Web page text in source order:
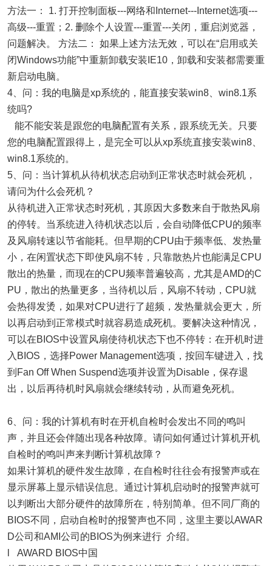
方法一： 1. 打开控制面板---网络和Internet---Internet选项---
高级---重置；2. 删除个人设置---重置---关闭，重启浏览器，
问题解决。 方法二： 如果上述方法无效，可以在“启用或关
闭Windows功能”中重新卸载安装IE10，卸载和安装都需要重
新启动电脑。
4、问：我的电脑是xp系统的，能直接安装win8、win8.1系
统吗?
能不能安装是跟您的电脑配置有关系，跟系统无关。只要
您的电脑配置跟得上，是完全可以从xp系统直接安装win8、
win8.1系统的。
5、问：当计算机从待机状态启动到正常状态时就会死机，
请问为什么会死机？
从待机进入正常状态时死机，其原因大多数来自于散热风扇
的停转。当系统进入待机状态以后，会自动降低CPU的频率
及风扇转速以节省能耗。但早期的CPU由于频率低、发热量
小，在闲置状态下即使风扇不转，只靠散热片也能满足CPU
散出的热量，而现在的CPU频率普遍较高，尤其是AMD的C
PU，散出的热量更多，当待机以后，风扇不转动，CPU就
会热得发烫，如果对CPU进行了超频，发热量就会更大，所
以再启动到正常模式时就容易造成死机。要解决这种情况，
可以在BIOS中设置风扇使待机状态下也不停转：在开机时进
入BIOS，选择Power Management选项，按回车键进入，找
到Fan Off When Suspend选项并设置为Disable，保存退
出，以后再待机时风扇就会继续转动，从而避免死机。
6、问：我的计算机有时在开机自检时会发出不同的鸣叫
声，并且还会伴随出现各种故障。请问如何通过计算机开机
自检时的鸣叫声来判断计算机故障？
如果计算机的硬件发生故障，在自检时往往会有报警声或在
显示屏幕上显示错误信息。通过计算机启动时的报警声就可
以判断出大部分硬件的故障所在，特别简单。但不同厂商的
BIOS不同，启动自检时的报警声也不同，这里主要以AWAR
D公司和AMI公司的BIOS为例来进行 介绍。
l AWARD BIOS中国